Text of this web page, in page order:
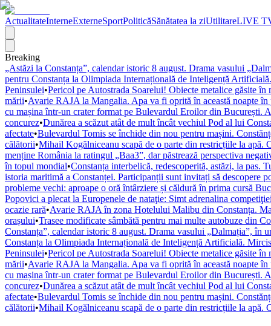
ActualitateInterneExterneSportPoliticăSănătatea la ziUtilitareLIVE
Breaking
„Astăzi la Constanța”, calendar istoric 8 august. Drama vasului
pentru Constanța la Olimpiada Internațională de Inteligență
Peninsulei•Pericol pe Autostrada Soarelui! Obiecte metalice găsite în
mării•Avarie RAJA la Mangalia. Apa va fi oprită în această noapte în
cu mașina într-un crater format pe Bulevardul Eroilor din București.
concurez•Dunărea a scăzut atât de mult încât vechiul Pod al lui
afectate•Bulevardul Tomis se închide din nou pentru mașini.
călătorii•Mihail Kogălniceanu scapă de o parte din restricțiile la apă.
menține România la ratingul „Baa3”, dar păstrează perspectiva
în topul mondial•Constanța interbelică, redescoperită, astăzi, la pas.
istoria maritimă a Constanței. Participanții sunt invitați să descopere
probleme vechi: aproape o oră întârziere și căldură în prima cursă
Popovici a plecat la Europenele de nataţie: Simt adrenalina
ocazie rară•Avarie RAJA în zona Hotelului Malibu din Constanța.
orașului•Trasee modificate sâmbătă pentru mai multe autobuze din
Constanța”, calendar istoric 8 august. Drama vasului „Dalmația”, în
Constanța la Olimpiada Internațională de Inteligență Artificială.
Peninsulei•Pericol pe Autostrada Soarelui! Obiecte metalice găsite în
mării•Avarie RAJA la Mangalia. Apa va fi oprită în această noapte în
cu mașina într-un crater format pe Bulevardul Eroilor din București.
concurez•Dunărea a scăzut atât de mult încât vechiul Pod al lui
afectate•Bulevardul Tomis se închide din nou pentru mașini.
călătorii•Mihail Kogălniceanu scapă de o parte din restricțiile la apă.